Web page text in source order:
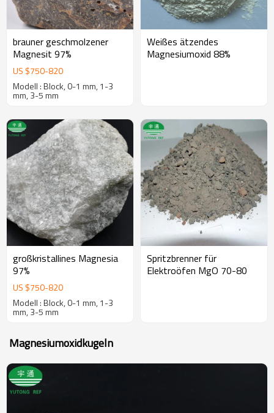
brauner geschmolzener
Magnesit 97%
US $750-820
Modell : Block, 0-1 mm, 1-3
mm, 3-5 mm
Weißes ätzendes
Magnesiumoxid 88%
großkristallines Magnesia
97%
US $750-820
Modell : Block, 0-1 mm, 1-3
mm, 3-5 mm
Spritzbrenner für
Elektroöfen MgO 70-80
Magnesiumoxidkugeln